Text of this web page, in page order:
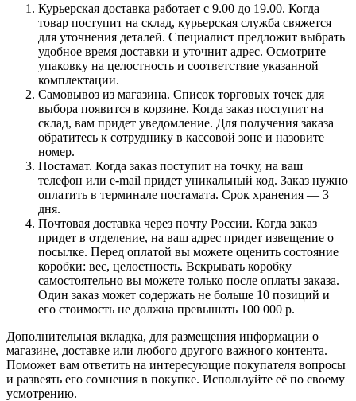
Курьерская доставка работает с 9.00 до 19.00. Когда
товар поступит на склад, курьерская служба свяжется
для уточнения деталей. Специалист предложит выбрать
удобное время доставки и уточнит адрес. Осмотрите
упаковку на целостность и соответствие указанной
комплектации.
Самовывоз из магазина. Список торговых точек для
выбора появится в корзине. Когда заказ поступит на
склад, вам придет уведомление. Для получения заказа
обратитесь к сотруднику в кассовой зоне и назовите
номер.
Постамат. Когда заказ поступит на точку, на ваш
телефон или e-mail придет уникальный код. Заказ нужно
оплатить в терминале постамата. Срок хранения — 3
дня.
Почтовая доставка через почту России. Когда заказ
придет в отделение, на ваш адрес придет извещение о
посылке. Перед оплатой вы можете оценить состояние
коробки: вес, целостность. Вскрывать коробку
самостоятельно вы можете только после оплаты заказа.
Один заказ может содержать не больше 10 позиций и
его стоимость не должна превышать 100 000 р.
Дополнительная вкладка, для размещения информации о
магазине, доставке или любого другого важного контента.
Поможет вам ответить на интересующие покупателя вопросы
и развеять его сомнения в покупке. Используйте её по своему
усмотрению.